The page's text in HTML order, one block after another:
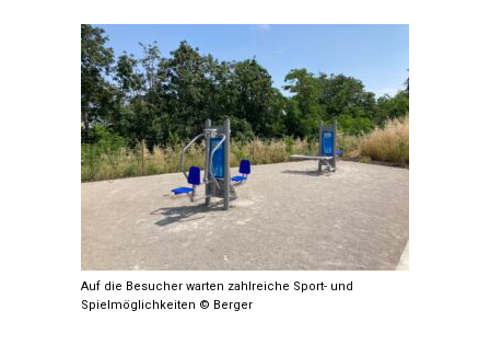
Auf die Besucher warten zahlreiche Sport- und
Spielmöglichkeiten © Berger